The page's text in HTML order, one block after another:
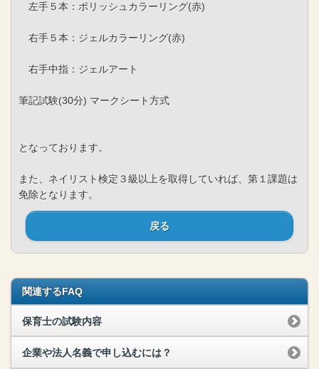
左手５本：ポリッシュカラーリング(赤)
右手５本：ジェルカラーリング(赤)
右手中指：ジェルアート
筆記試験(30分) マークシート方式
となっております。
また、ネイリスト検定３級以上を取得していれば、第１課題は
免除となります。
戻る
関連するFAQ
保育士の試験内容
企業や法人名義で申し込むには？